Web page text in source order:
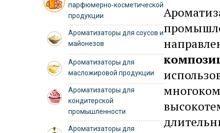
парфюмерно‑косметической
продукции
Ароматизаторы для соусов и
майонезов
Ароматизаторы для
масложировой продукции
Ароматизаторы для
кондитерской
промышленности
Ароматизаторы для